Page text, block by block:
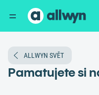
ALLWYN SVĚT
Pamatujete si